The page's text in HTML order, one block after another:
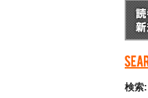
検索: